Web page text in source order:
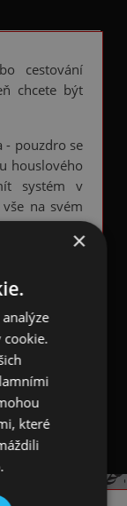
cestování
chcete být
- pouzdro se
houslového
systém v
na svém
celoplošně
houslovými
pozadí.
houslovým
pro
penálu je
vyrobená s
×
cookie.
které